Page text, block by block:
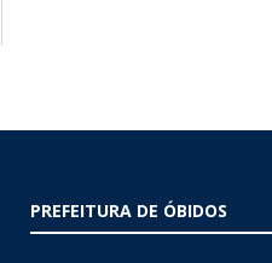
PREFEITURA DE ÓBIDOS